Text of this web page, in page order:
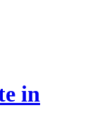
in